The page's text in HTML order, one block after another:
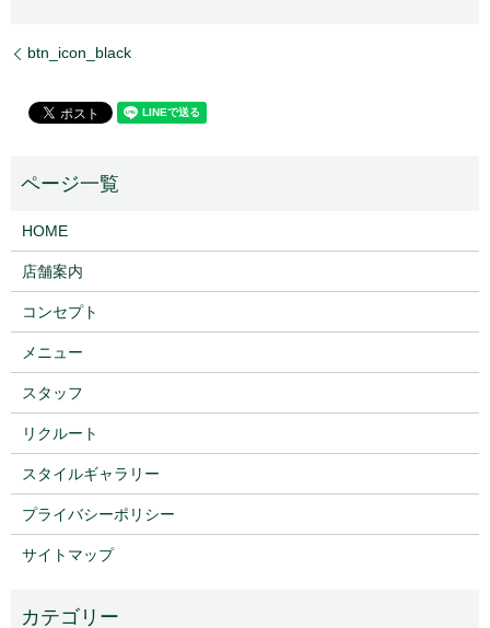
btn_icon_black
HOME
店舗案内
コンセプト
メニュー
スタッフ
リクルート
スタイルギャラリー
プライバシーポリシー
サイトマップ